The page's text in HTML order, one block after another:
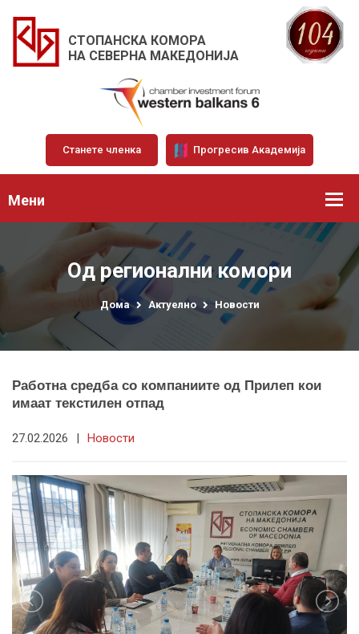
СТОПАНСКА КОМОРА
НА СЕВЕРНА МАКЕДОНИЈА
Станете членка Прогресив Академија
Мени
Од регионални комори
Дома Актуелно Новости
Работна средба со компаниите од Прилеп кои
имаат текстилен отпад
27.02.2026 | Новости